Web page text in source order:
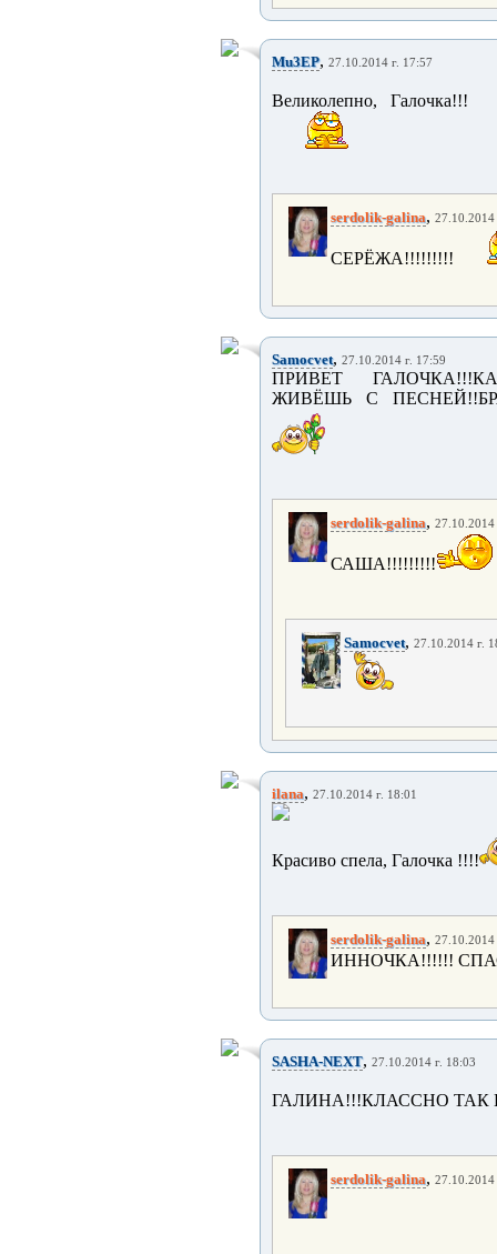
Mu3EP, 27.10.2014 г. 17:57
Великолепно, Галочка!!!
serdolik-galina, 27.10.2014
СЕРЁЖА!!!!!!!!!
Samocvet, 27.10.2014 г. 17:59
ПРИВЕТ
ЖИВЁШЬ С
serdolik-galina, 27.10.2014
САША!!!!!!!!!
Samocvet, 27.10.2014 г.
ilana, 27.10.2014 г. 18:01
Красиво спела, Галочка !!!!
serdolik-galina, 27.10.2014
ИННОЧКА!!!!!!
SASHA-NEXT, 27.10.2014 г. 18:03
ГАЛИНА!!!КЛАССНО ТАК
serdolik-galina, 27.10.2014